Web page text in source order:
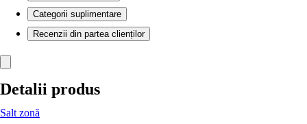
Categorii suplimentare
Recenzii din partea clienților
Detalii produs
Salt zonă